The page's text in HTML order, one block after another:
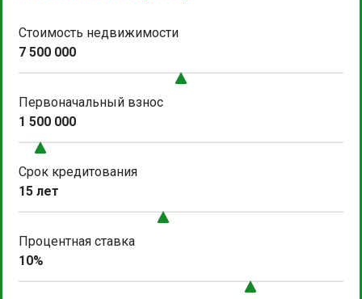
Стоимость недвижимости
7 500 000
Первоначальный взнос
1 500 000
Срок кредитования
15 лет
Процентная ставка
10%